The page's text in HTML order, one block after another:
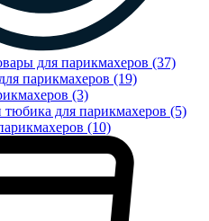
для парикмахеров (37)
парикмахеров (19)
(3)
для парикмахеров (5)
(10)